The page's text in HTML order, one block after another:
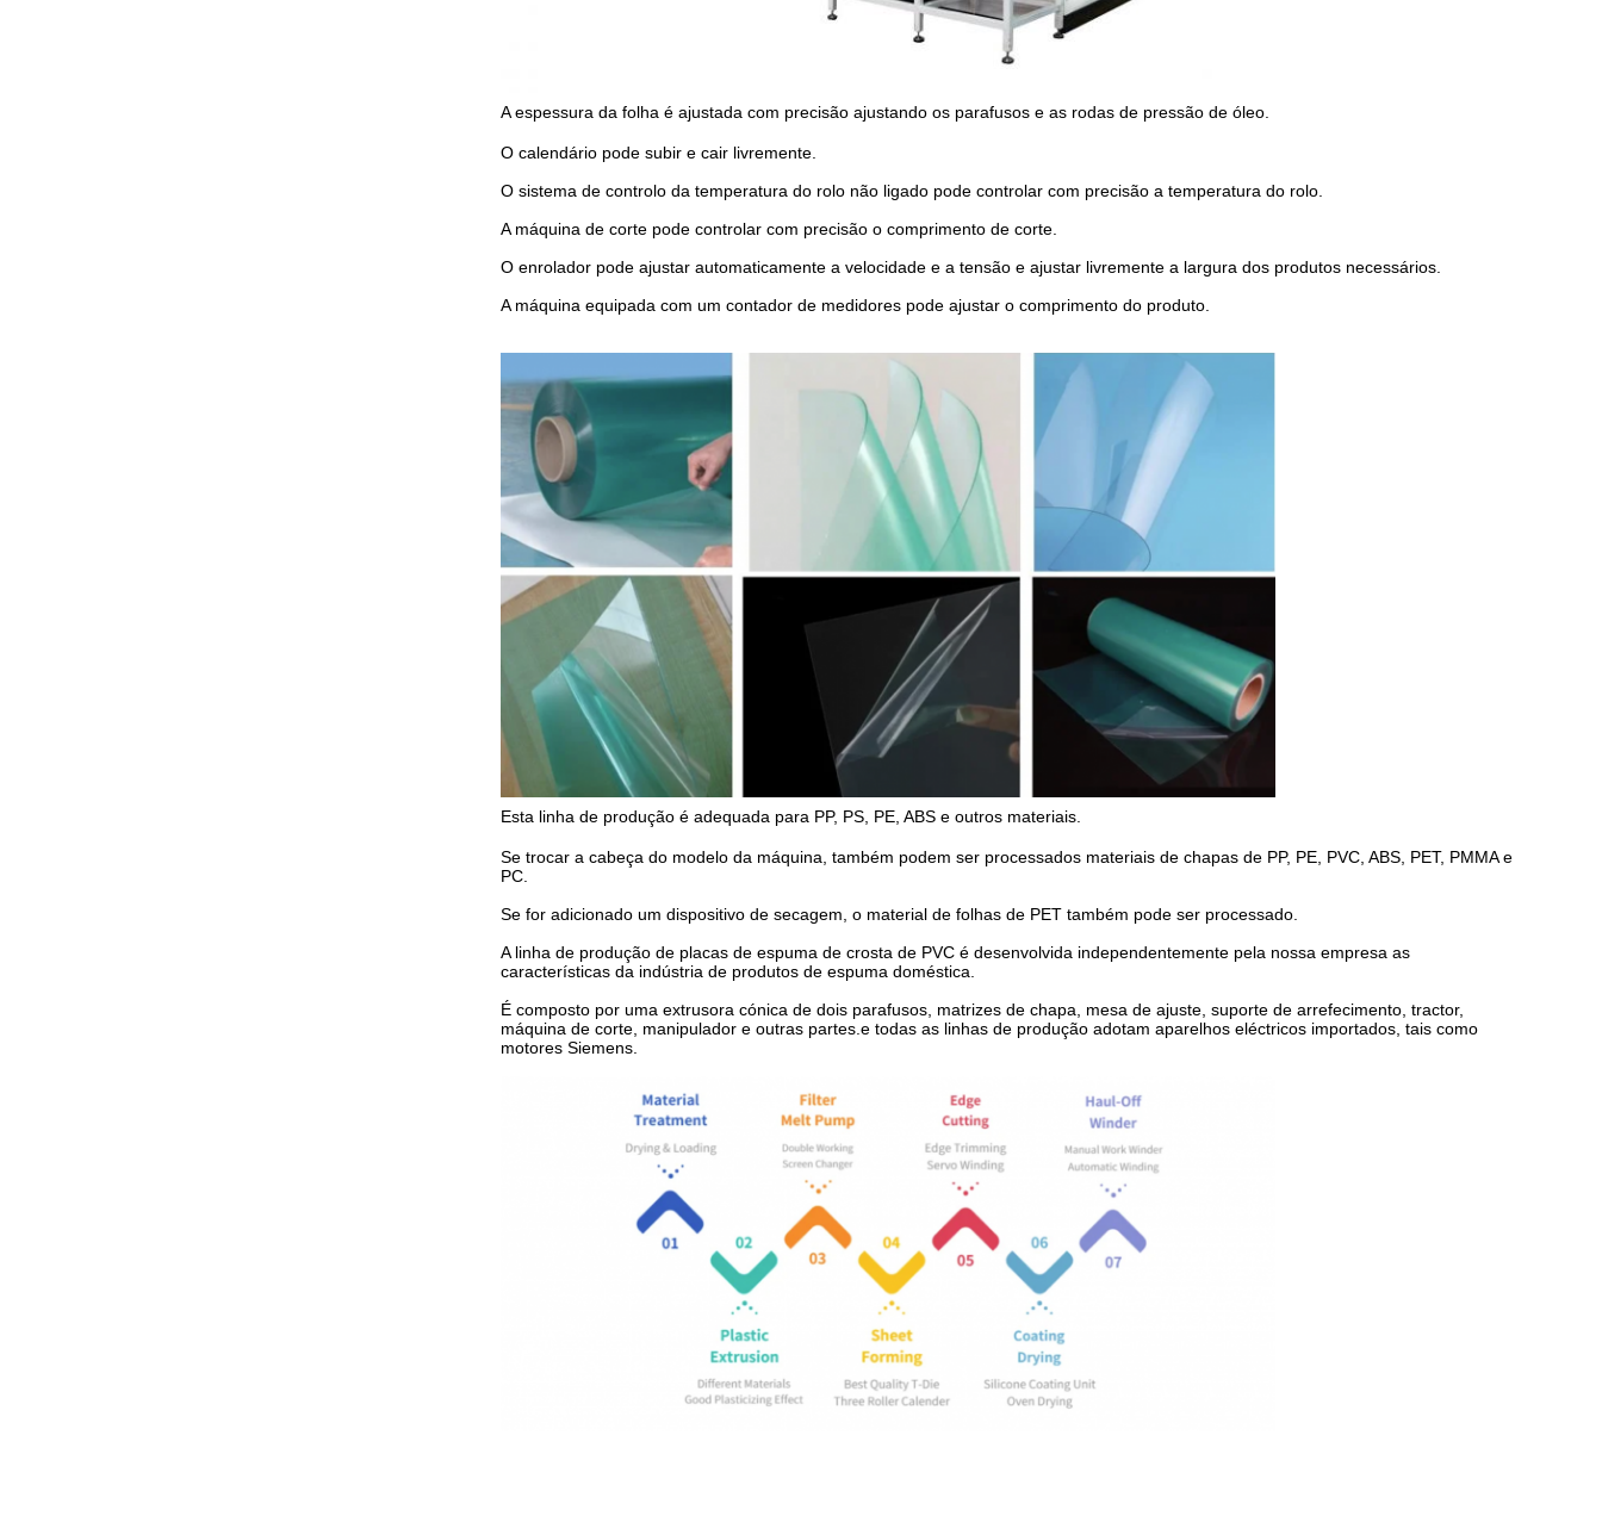
A espessura da folha é ajustada com precisão ajustando os parafusos e as rodas de pressão de óleo.
O calendário pode subir e cair livremente.
O sistema de controlo da temperatura do rolo não ligado pode controlar com precisão a temperatura do rolo.
A máquina de corte pode controlar com precisão o comprimento de corte.
O enrolador pode ajustar automaticamente a velocidade e a tensão e ajustar livremente a largura dos produtos necessários.
A máquina equipada com um contador de medidores pode ajustar o comprimento do produto.
Esta linha de produção é adequada para PP, PS, PE, ABS e outros materiais.
Se trocar a cabeça do modelo da máquina, também podem ser processados materiais de chapas de PP, PE, PVC, ABS, PET, PMMA e
PC.
Se for adicionado um dispositivo de secagem, o material de folhas de PET também pode ser processado.
A linha de produção de placas de espuma de crosta de PVC é desenvolvida independentemente pela nossa empresa as
características da indústria de produtos de espuma doméstica.
É composto por uma extrusora cónica de dois parafusos, matrizes de chapa, mesa de ajuste, suporte de arrefecimento, tractor,
máquina de corte, manipulador e outras partes.e todas as linhas de produção adotam aparelhos eléctricos importados, tais como
motores Siemens.